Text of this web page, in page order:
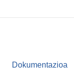
Dokumentazioa